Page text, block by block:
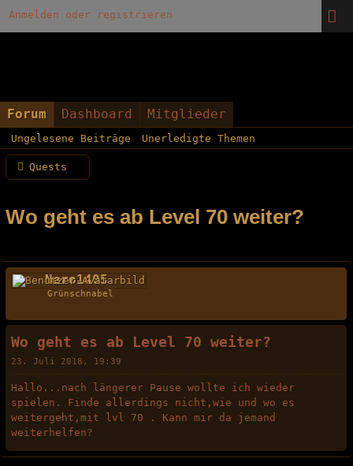
Anmelden oder registrieren
Forum Dashboard Mitglieder
Ungelesene Beiträge Unerledigte Themen
Quests
Wo geht es ab Level 70 weiter?
Nero1405
Grünschnabel
Wo geht es ab Level 70 weiter?
23. Juli 2018, 19:39
Hallo...nach längerer Pause wollte ich wieder
spielen. Finde allerdings nicht,wie und wo es
weitergeht,mit lvl 70 . Kann mir da jemand
weiterhelfen?